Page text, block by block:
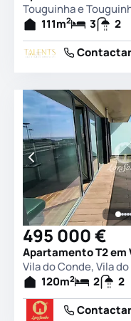
Touguinha e
111m2 3
2
Contactar
495 000 €
Vila do Conde, Vila
120m2 2
2
Contactar